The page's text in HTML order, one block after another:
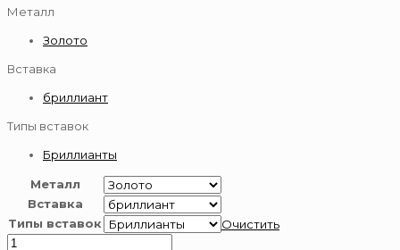
Металл
Золото
Вставка
бриллиант
Типы вставок
Бриллианты
Металл
Вставка
Типы вставок
Очистить
Количество